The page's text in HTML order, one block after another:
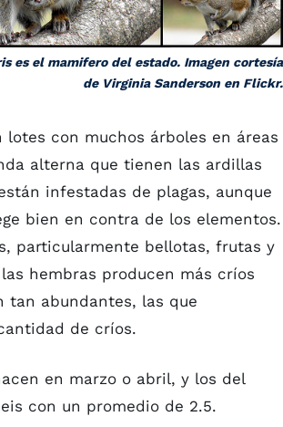
es el mamifero del estado. Imagen cortesía
de Virginia Sanderson en Flickr.
con muchos árboles en áreas
alterna que tienen las ardillas
infestadas de plagas, aunque
bien en contra de los elementos.
particularmente bellotas, frutas y
hembras producen más críos
tan abundantes, las que
de críos.
en marzo o abril, y los del
con un promedio de 2.5.